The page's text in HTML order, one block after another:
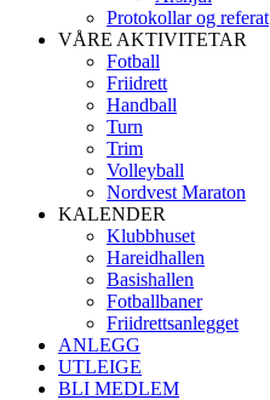
Protokollar og referat
VÅRE AKTIVITETAR
Fotball
Friidrett
Handball
Turn
Trim
Volleyball
Nordvest Maraton
KALENDER
Klubbhuset
Hareidhallen
Basishallen
Fotballbaner
Friidrettsanlegget
ANLEGG
UTLEIGE
BLI MEDLEM